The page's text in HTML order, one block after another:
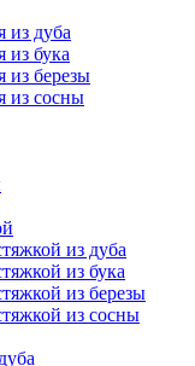
из дуба
бука
из березы
из сосны
из дуба
из бука
из березы
из сосны